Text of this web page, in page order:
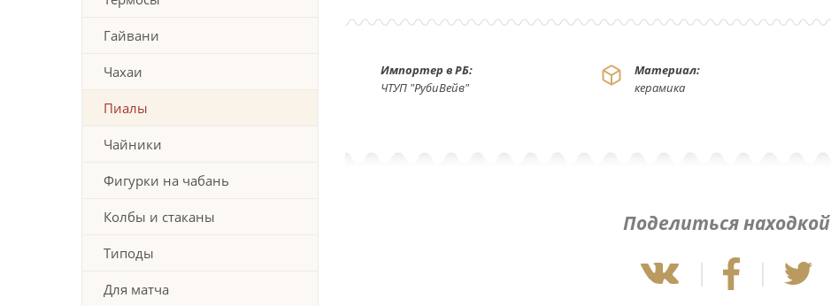
Гайвани
Чахаи
Пиалы
Чайники
Фигурки на чабань
Колбы и стаканы
Типоды
Для матча
Импортер в РБ:
ЧТУП "РубиВейв"
Материал:
керамика
Поделиться находкой